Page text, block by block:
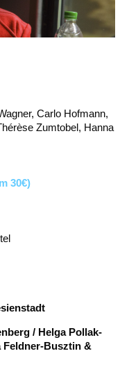
Carlo Hofmann,
Zumtobel, Hanna
30€)
/ Helga Pollak-
Feldner-Busztin &